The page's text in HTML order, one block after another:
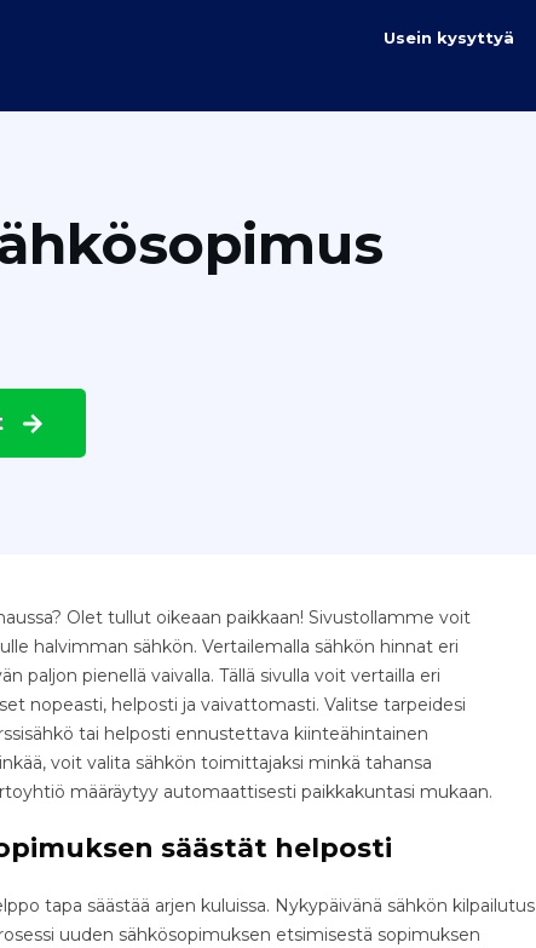
Usein kysyttyä
Olet tullut oikeaan paikkaan! Sivustollamme voit
halvimman sähkön. Vertailemalla sähkön hinnat eri
paljon pienellä vaivalla. Tällä sivulla voit vertailla eri
nopeasti, helposti ja vaivattomasti. Valitse tarpeidesi
tai helposti ennustettava kiinteähintainen
voit valita sähkön toimittajaksi minkä tahansa
määräytyy automaattisesti paikkakuntasi mukaan.
säästät helposti
tapa säästää arjen kuluissa. Nykypäivänä sähkön kilpailutus
uuden sähkösopimuksen etsimisestä sopimuksen